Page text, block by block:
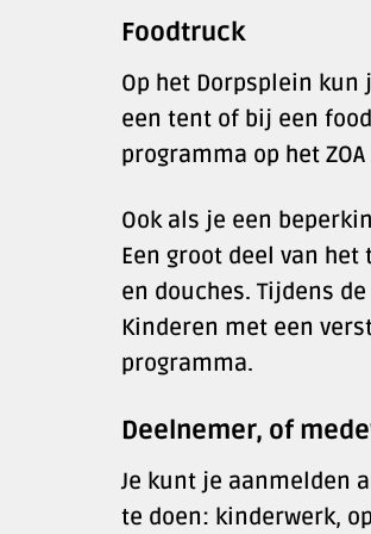
Foodtruck
Op het Dorpsplein
een tent of bij een
programma op het
Ook als je een
Een groot deel van
en douches. Tijdens
Kinderen met een
programma.
Deelnemer, of
Je kunt je aanmelden
te doen: kinderwerk,